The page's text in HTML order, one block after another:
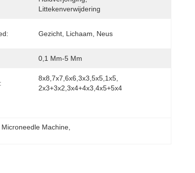
Littekenverwijdering
Gezicht, Lichaam, Neus
0,1 Mm-5 Mm
8x8,7x7,6x6,3x3,5x5,1x5,
2x3+3x2,3x4+4x3,4x5+5x4
Machine